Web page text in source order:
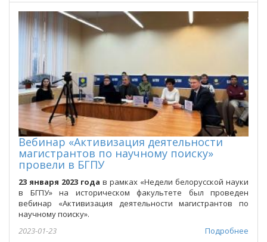
Вебинар «Активизация деятельности
магистрантов по научному поиску»
провели в БГПУ
23 января 2023 года в рамках «Недели белорусской науки
в БГПУ» на историческом факультете был проведен
вебинар «Активизация деятельности магистрантов по
научному поиску».
Подробнее
2023-01-23